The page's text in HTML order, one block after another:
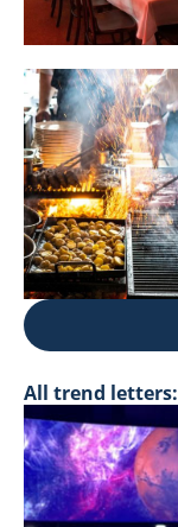
All trend letters: